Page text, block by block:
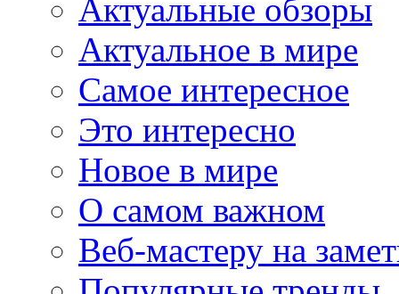
Актуальные обзоры
Актуальное в мире
Самое интересное
Это интересно
Новое в мире
О самом важном
Веб-мастеру на